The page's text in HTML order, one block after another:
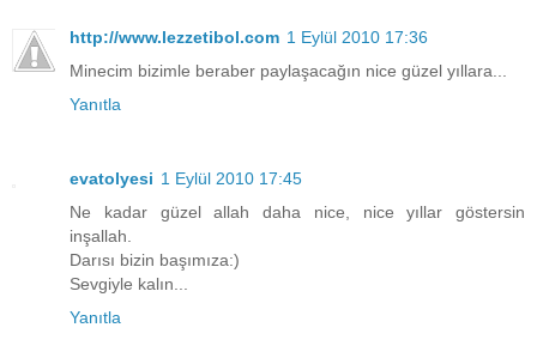
http://www.lezzetibol.com 1 Eylül 2010 17:36
Minecim bizimle beraber paylaşacağın nice güzel yıllara...
Yanıtla
evatolyesi 1 Eylül 2010 17:45
Ne kadar güzel allah daha nice, nice yıllar göstersin
inşallah.
Darısı bizin başımıza:)
Sevgiyle kalın...
Yanıtla